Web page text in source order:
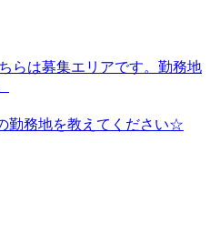
らは募集エリアです。勤務地
勤務地を教えてください☆